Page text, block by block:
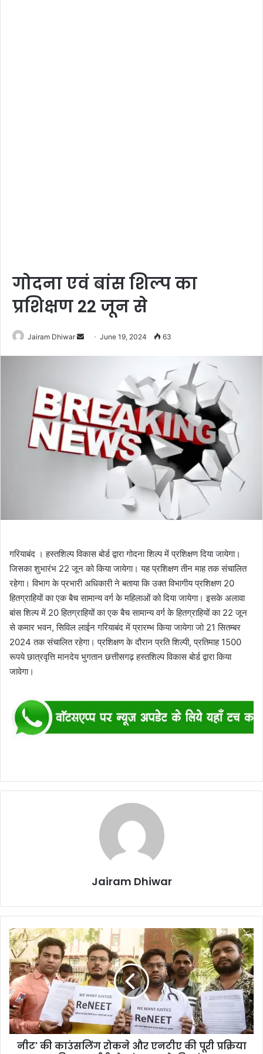
गोदना एवं बांस शिल्प का
प्रशिक्षण 22 जून से
Jairam Dhiwar
Send June 19, 2024 63
गरियाबंद । हस्तशिल्प विकास बोर्ड द्वारा गोदना शिल्प में प्रशिक्षण दिया जायेगा।
जिसका शुभारंभ 22 जून को किया जायेगा। यह प्रशिक्षण तीन माह तक संचालित
रहेगा। विभाग के प्रभारी अधिकारी ने बताया कि उक्त विभागीय प्रशिक्षण 20
हितग्राहियों का एक बैच सामान्य वर्ग के महिलाओं को दिया जायेगा। इसके अलावा
बांस शिल्प में 20 हितग्राहियों का एक बैच सामान्य वर्ग के हितग्राहियों का 22 जून
से कमार भवन, सिविल लाईन गरियाबंद में प्रारम्भ किया जायेगा जो 21 सितम्बर
2024 तक संचालित रहेगा। प्रशिक्षण के दौरान प्रति शिल्पी, प्रतिमाह 1500
रूपये छात्रवृत्ति मानदेय भुगतान छत्तीसगढ़ हस्तशिल्प विकास बोर्ड द्वारा किया
जावेगा।
Jairam Dhiwar
नीट'
की
काउंसलिंग
रोकने
और
एनटीए
की
पूरी
प्रक्रिया
नीट' की काउंसलिंग रोकने और एनटीए की पूरी प्रक्रिया